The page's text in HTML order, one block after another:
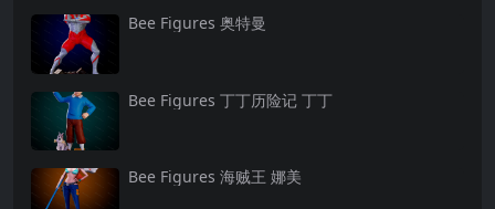
Bee Figures ‌奥特曼
Bee Figures ‌丁丁历险记 丁丁
Bee Figures ‌海贼王 娜美